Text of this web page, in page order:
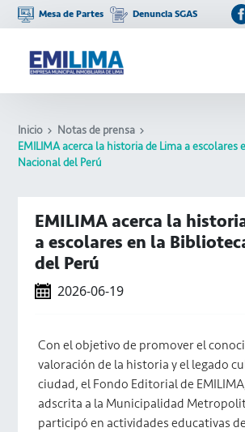
Mesa de Partes Denuncia SGAS
Inicio
Notas de prensa
EMILIMA acerca la historia de Lima a escolares
Nacional del Perú
EMILIMA acerca la
a escolares en la
del Perú
2026-06-19
Con el objetivo de promover el
valoración de la historia y el legado
ciudad, el Fondo Editorial de
adscrita a la Municipalidad
participó en actividades educativas